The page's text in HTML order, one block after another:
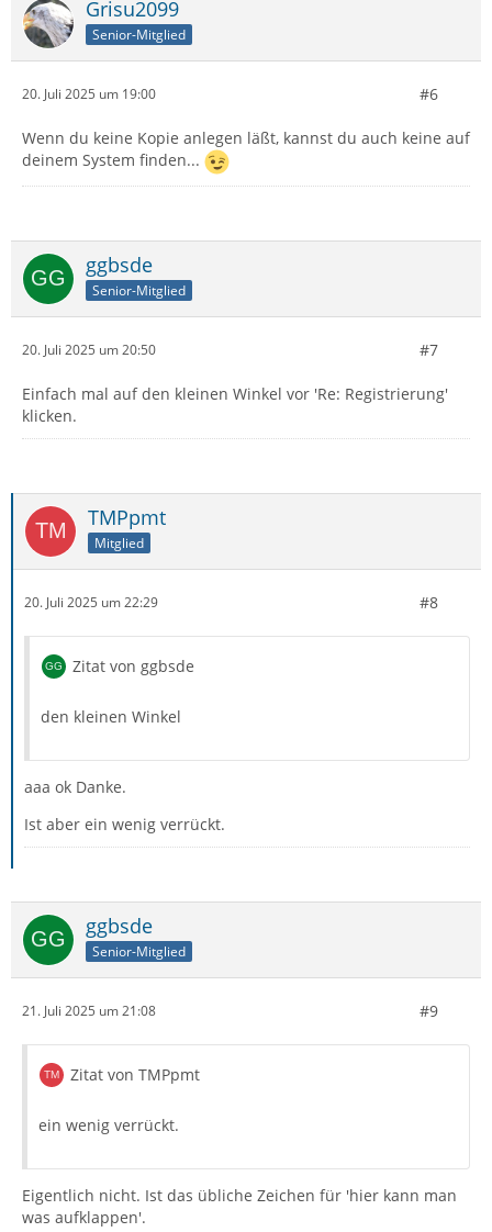
Grisu2099
Senior-Mitglied
20. Juli 2025 um 19:00 #6
Wenn du keine Kopie anlegen läßt, kannst du auch keine auf
deinem System finden...
ggbsde
Senior-Mitglied
20. Juli 2025 um 20:50 #7
Einfach mal auf den kleinen Winkel vor 'Re: Registrierung'
klicken.
TMPpmt
Mitglied
20. Juli 2025 um 22:29 #8
Zitat von ggbsde
den kleinen Winkel
aaa ok Danke.
Ist aber ein wenig verrückt.
ggbsde
Senior-Mitglied
21. Juli 2025 um 21:08 #9
Zitat von TMPpmt
ein wenig verrückt.
Eigentlich nicht. Ist das übliche Zeichen für 'hier kann man
was aufklappen'.